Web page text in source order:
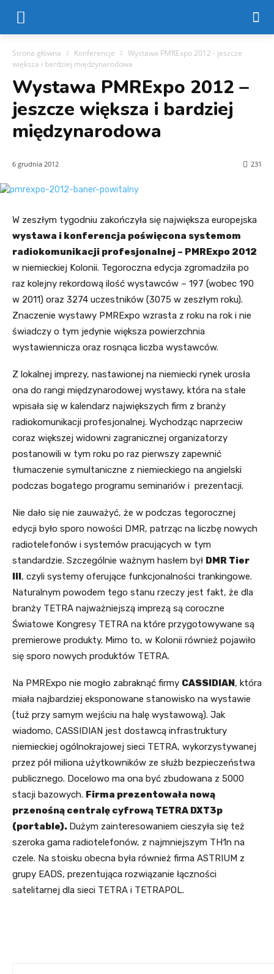
Strona główna Konferencje
Wystawa PMRExpo 2012 - jeszcze
większa i bardziej międzynarodowa
Wystawa PMRExpo 2012 –
jeszcze większa i bardziej
międzynarodowa
231
6 grudnia 2012
W zeszłym tygodniu zakończyła się największa europejska
wystawa i konferencja poświęcona systemom
radiokomunikacji profesjonalnej – PMRExpo 2012
w niemieckiej Kolonii. Tegoroczna edycja zgromadziła po
raz kolejny rekordową ilość wystawców – 197 (wobec 190
w 2011) oraz 3274 uczestników (3075 w zeszłym roku).
Znaczenie wystawy PMRExpo wzrasta z roku na rok i nie
świadczy o tym jedynie większa powierzchnia
wystawiennicza oraz rosnąca liczba wystawców.
Z lokalnej imprezy, nastawionej na niemiecki rynek urosła
ona do rangi międzynarodowej wystawy, która na stałe
wpisała się w kalendarz największych firm z branży
radiokomunikacji profesjonalnej. Wychodząc naprzeciw
coraz większej widowni zagranicznej organizatorzy
postanowili w tym roku po raz pierwszy zapewnić
tłumaczenie symultaniczne z niemieckiego na angielski
podczas bogatego programu seminariów i prezentacji.
Nie dało się nie zauważyć, że w podczas tegorocznej
edycji było sporo nowości DMR, patrząc na liczbę nowych
radiotelefonów i systemów pracujących w tym
standardzie. Szczególnie ważnym hasłem był DMR Tier
III, czyli systemy oferujące funkcjonalności trankingowe.
Naturalnym powodem tego stanu rzeczy jest fakt, że dla
branży TETRA najważniejszą imprezą są coroczne
Światowe Kongresy TETRA na które przygotowywane są
premierowe produkty. Mimo to, w Kolonii również pojawiło
się sporo nowych produktów TETRA.
Na PMRExpo nie mogło zabraknąć firmy CASSIDIAN, która
miała najbardziej eksponowane stanowisko na wystawie
(tuż przy samym wejściu na halę wystawową). Jak
wiadomo, CASSIDIAN jest dostawcą infrastruktury
niemieckiej ogólnokrajowej sieci TETRA, wykorzystywanej
przez pół miliona użytkowników ze służb bezpieczeństwa
publicznego. Docelowo ma ona być zbudowana z 5000
stacji bazowych. Firma prezentowała nową
przenośną centralę cyfrową TETRA DXT3p
(portable). Dużym zainteresowaniem cieszyła się też
szeroka gama radiotelefonów, z najmniejszym TH1n na
czele. Na stoisku obecna była również firma ASTRIUM z
grupy EADS, prezentująca rozwiązanie łączności
satelitarnej dla sieci TETRA i TETRAPOL.